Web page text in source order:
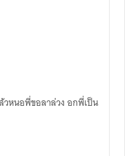
วหนอพี่ขอลาล่วง อกพี่เป็น